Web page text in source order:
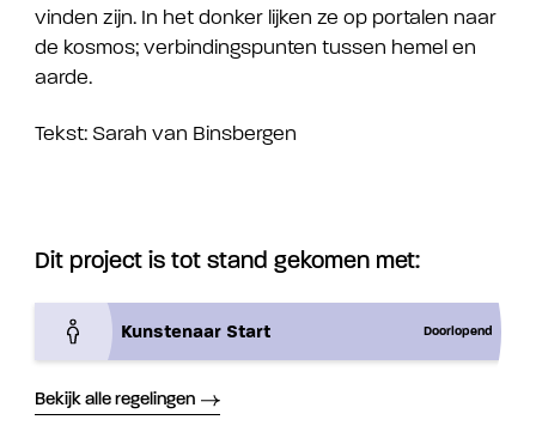
vinden zijn. In het donker lijken ze op portalen naar
de kosmos; verbindingspunten tussen hemel en
aarde.
Tekst: Sarah van Binsbergen
Dit project is tot stand gekomen met:
Kunstenaar Start Doorlopend
Bekijk alle regelingen